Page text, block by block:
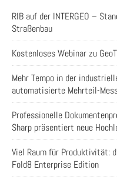
RIB auf der INTERGEO –
Straßenbau
Kostenloses Webinar zu
Mehr Tempo in der
automatisierte Mehrteil-
Professionelle
Sharp präsentiert neue
Viel Raum für Produktivität:
Fold8 Enterprise Edition